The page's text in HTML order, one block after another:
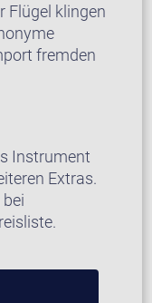
Flügel klingen
fremden
Instrument
Extras.